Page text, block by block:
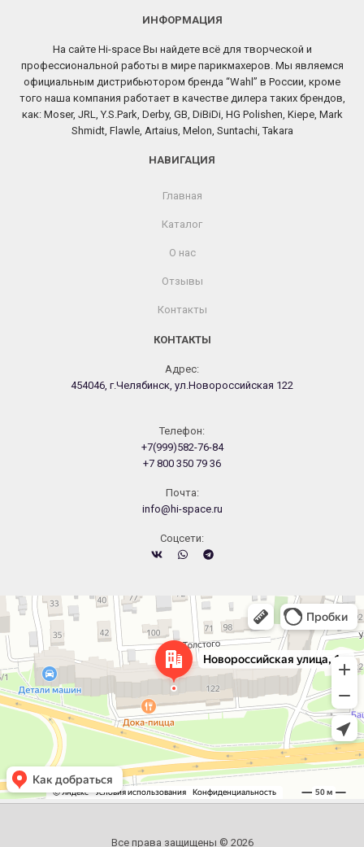
ИНФОРМАЦИЯ
На сайте Hi-space Вы найдете всё для творческой и
профессиональной работы в мире парикмахеров. Мы являемся
официальным дистрибьютором бренда “Wahl” в России, кроме
того наша компания работает в качестве дилера таких брендов,
как: Moser, JRL, Y.S.Park, Derby, GB, DiBiDi, HG Polishen, Kiepe, Mark
Shmidt, Flawle, Artaius, Melon, Suntachi, Takara
НАВИГАЦИЯ
Главная
Каталог
О нас
Отзывы
Контакты
КОНТАКТЫ
Адрес:
454046, г.Челябинск, ул.Новороссийская 122
Телефон:
+7(999)582-76-84
+7 800 350 79 36
Почта:
info@hi-space.ru
Cоцсети:
Челябинск
Новороссийская улица, 122 — Яндекс.Карты
Все права защищены © 2026